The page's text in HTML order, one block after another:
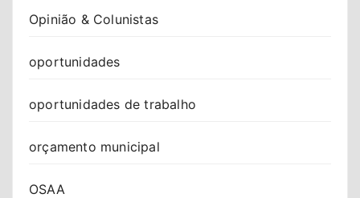
Opinião & Colunistas
oportunidades
oportunidades de trabalho
orçamento municipal
OSAA